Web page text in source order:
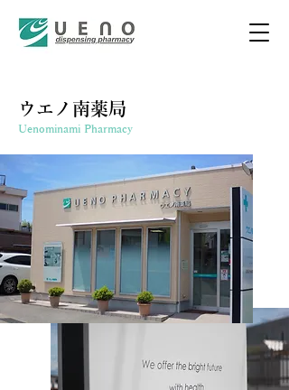
ウエノ南薬局
Uenominami Pharmacy